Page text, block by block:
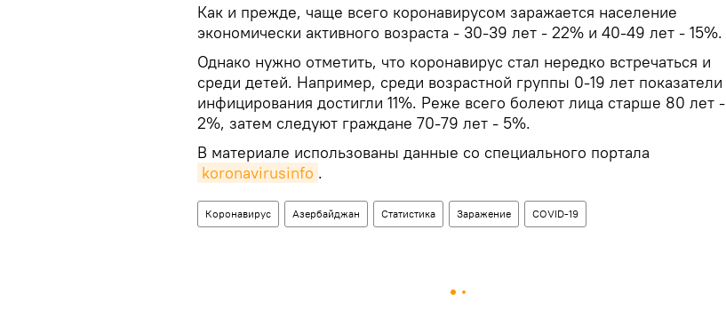
Как и прежде, чаще всего коронавирусом заражается население
экономически активного возраста - 30-39 лет - 22% и 40-49 лет - 15%.
Однако нужно отметить, что коронавирус стал нередко встречаться и
среди детей. Например, среди возрастной группы 0-19 лет показатели
инфицирования достигли 11%. Реже всего болеют лица старше 80 лет -
2%, затем следуют граждане 70-79 лет - 5%.
В материале использованы данные со специального портала
koronavirusinfo .
Коронавирус Азербайджан Статистика Заражение COVID-19